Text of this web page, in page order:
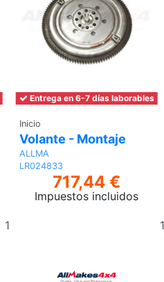
Entrega en 6-7 días laborables
Inicio
Volante - Montaje
ALLMA
LR024833
717,44 €
Impuestos incluidos